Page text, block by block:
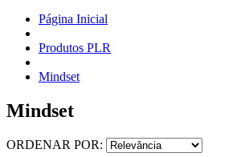
Página Inicial
Produtos PLR
Mindset
Mindset
ORDENAR POR: